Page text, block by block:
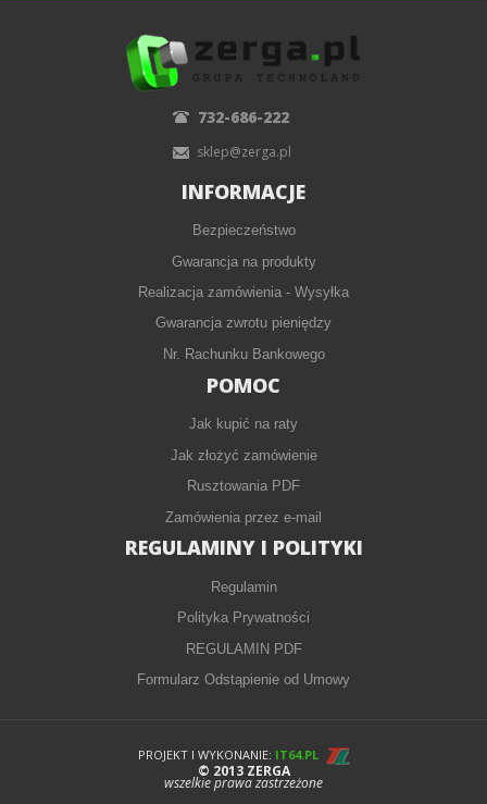
732-686-222
sklep@zerga.pl
INFORMACJE
Bezpieczeństwo
Gwarancja na produkty
Realizacja zamówienia - Wysyłka
Gwarancja zwrotu pieniędzy
Nr. Rachunku Bankowego
POMOC
Jak kupić na raty
Jak złożyć zamówienie
Rusztowania PDF
Zamówienia przez e-mail
REGULAMINY I POLITYKI
Regulamin
Polityka Prywatności
REGULAMIN PDF
Formularz Odstąpienie od Umowy
PROJEKT I WYKONANIE: IT64.PL
© 2013 ZERGA
wszelkie prawa zastrzeżone